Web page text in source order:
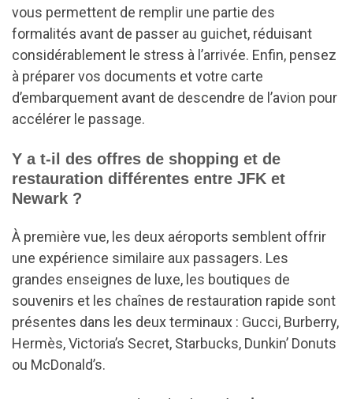
vous permettent de remplir une partie des
formalités avant de passer au guichet, réduisant
considérablement le stress à l’arrivée. Enfin, pensez
à préparer vos documents et votre carte
d’embarquement avant de descendre de l’avion pour
accélérer le passage.
Y a t-il des offres de shopping et de
restauration différentes entre JFK et
Newark ?
À première vue, les deux aéroports semblent offrir
une expérience similaire aux passagers. Les
grandes enseignes de luxe, les boutiques de
souvenirs et les chaînes de restauration rapide sont
présentes dans les deux terminaux : Gucci, Burberry,
Hermès, Victoria’s Secret, Starbucks, Dunkin’ Donuts
ou McDonald’s.